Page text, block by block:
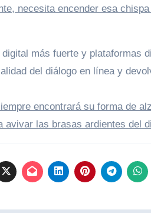
necesita encender esa
más fuerte y plataformas
del diálogo en línea y
encontrará su forma de
avivar las brasas ardientes del